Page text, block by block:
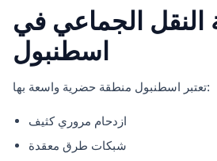
النقل الجماعي في
اسطنبول
تعتبر اسطنبول منطقة حضرية واسعة بها:
ازدحام مروري كثيف
شبكات طرق معقدة